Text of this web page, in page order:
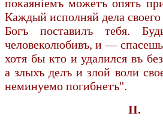
покаянiемъ можетъ опять
Каждый исполняй дела
Богъ поставилъ тебя.
человеколюбивъ, и —
хотя бы кто и удалился въ
а злыхъ делъ и злой воли
неминуемо погибнетъ".
II.